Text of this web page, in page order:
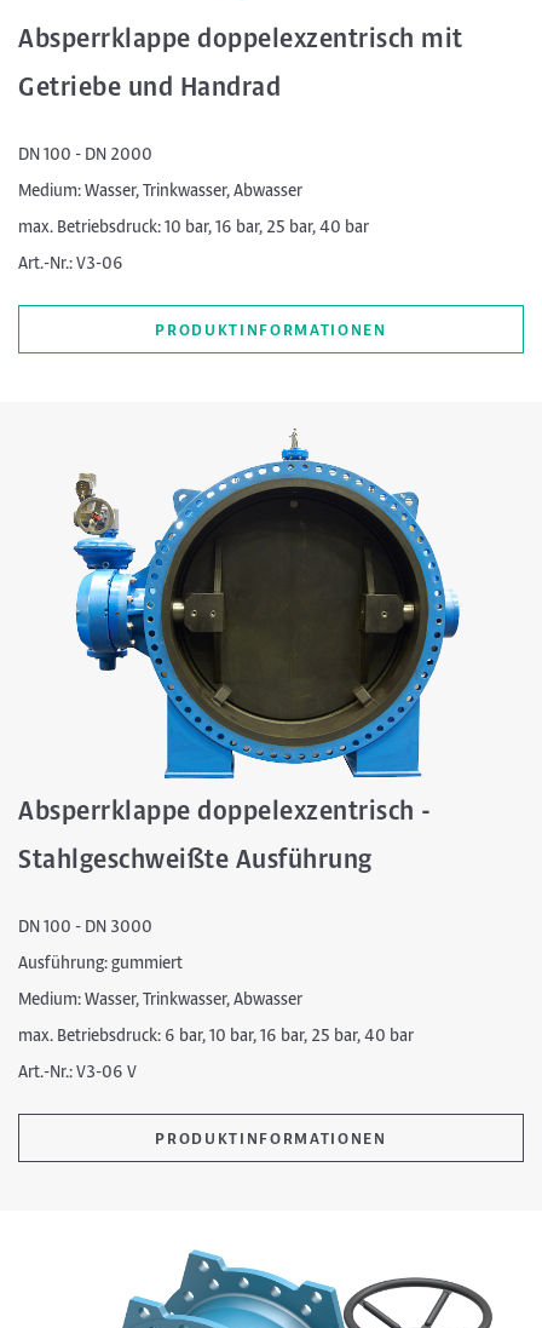
Absperrklappe doppelexzentrisch mit
Getriebe und Handrad
DN 100 - DN 2000
Medium: Wasser, Trinkwasser, Abwasser
max. Betriebsdruck: 10 bar, 16 bar, 25 bar, 40 bar
Art.-Nr.: V3-06
PRODUKTINFORMATIONEN
Absperrklappe doppelexzentrisch -
Stahlgeschweißte Ausführung
DN 100 - DN 3000
Ausführung: gummiert
Medium: Wasser, Trinkwasser, Abwasser
max. Betriebsdruck: 6 bar, 10 bar, 16 bar, 25 bar, 40 bar
Art.-Nr.: V3-06 V
PRODUKTINFORMATIONEN